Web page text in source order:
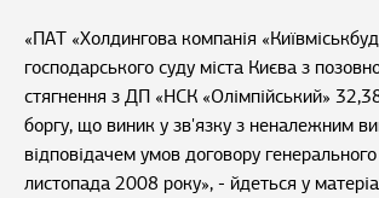
«ПАТ «Холдингова компанія
господарського суду міста Києва з
стягнення з ДП «НСК «Олімпійський»
боргу, що виник у зв'язку з неналежним
відповідачем умов договору
листопада 2008 року», - йдеться у